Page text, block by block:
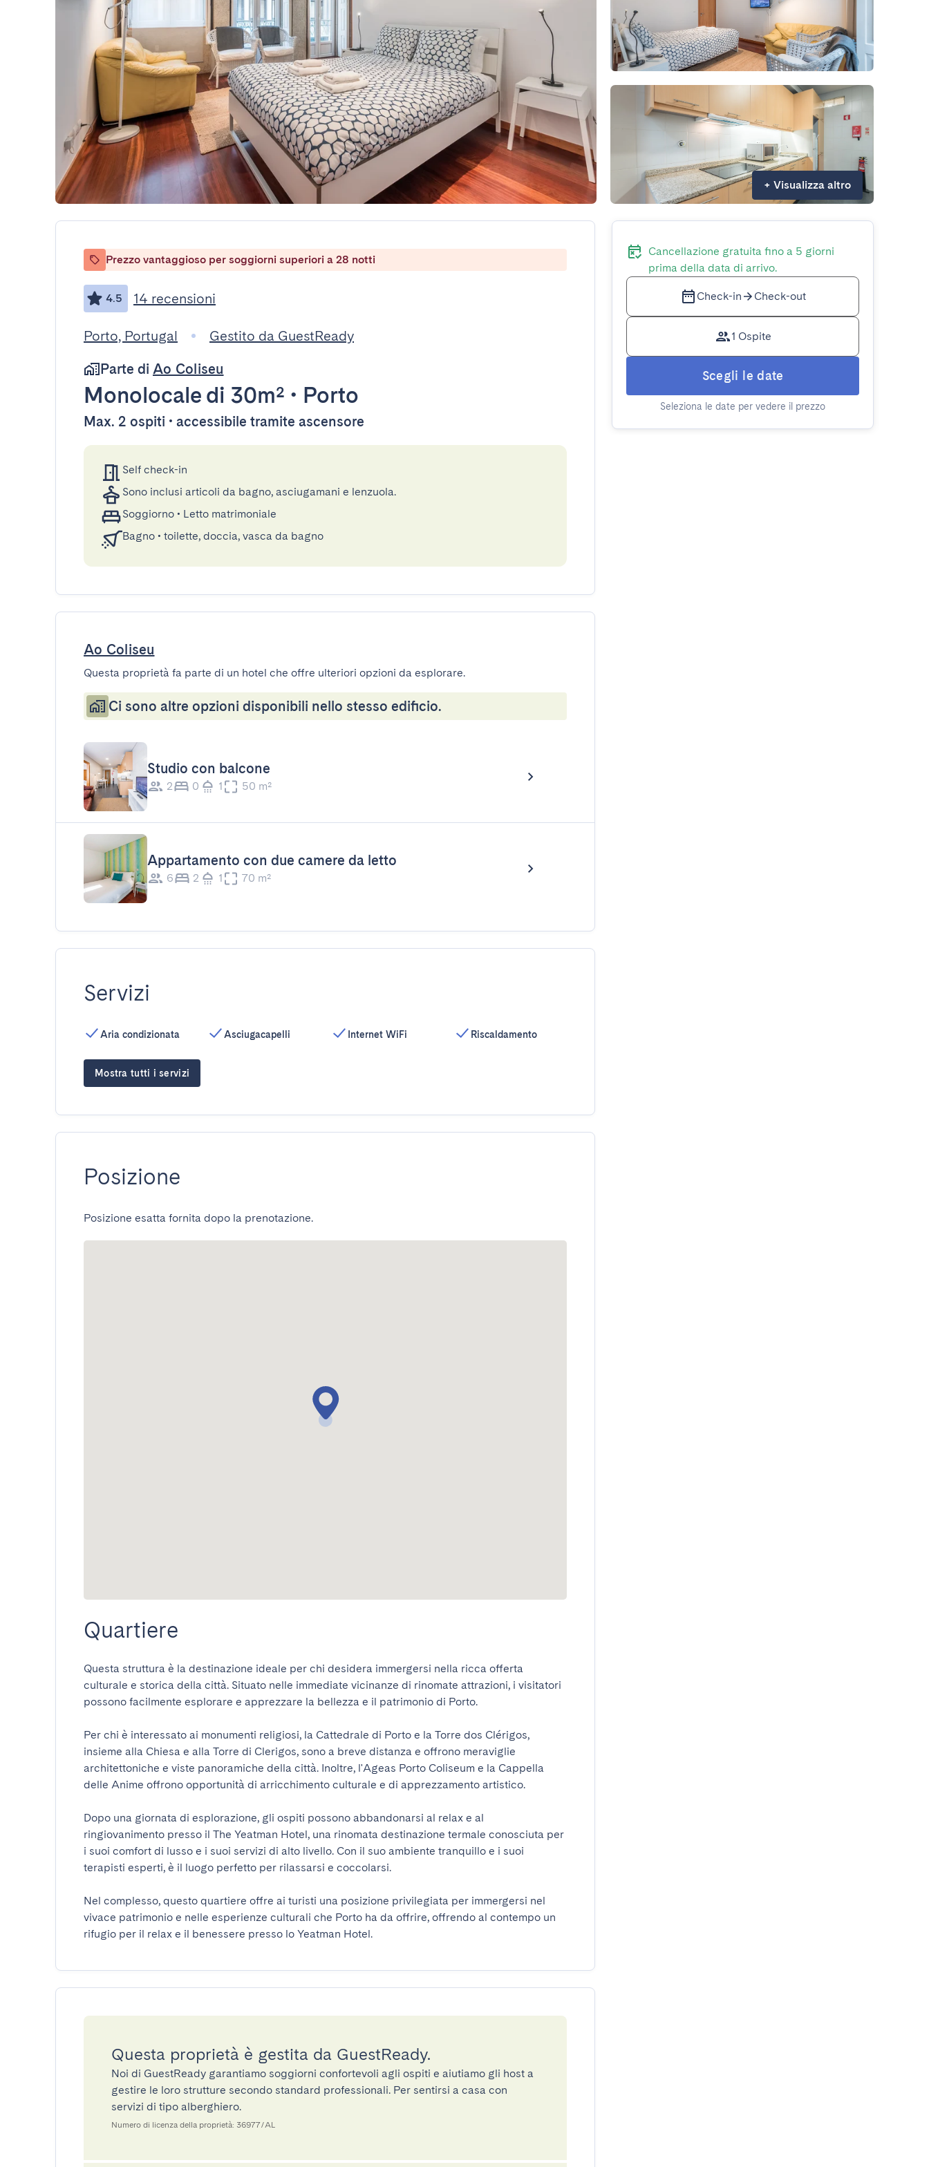
+ Visualizza altro
Prezzo vantaggioso per soggiorni superiori a 28 notti
4.5 14 recensioni
Porto, Portugal
Gestito da GuestReady
Parte di Ao Coliseu
Monolocale di 30m² • Porto
Max. 2 ospiti • accessibile tramite ascensore
Self check-in
Sono inclusi articoli da bagno, asciugamani e lenzuola.
Soggiorno • Letto matrimoniale
Bagno • toilette, doccia, vasca da bagno
Ao Coliseu
Questa proprietà fa parte di un hotel che offre ulteriori opzioni da esplorare.
Ci sono altre opzioni disponibili nello stesso edificio.
Studio con balcone
2 0 1 50 m²
Appartamento con due camere da letto
6 2 1 70 m²
Servizi
Aria condizionata Asciugacapelli Internet WiFi Riscaldamento
Mostra tutti i servizi
Posizione
Posizione esatta fornita dopo la prenotazione.
Quartiere
Questa struttura è la destinazione ideale per chi desidera immergersi nella ricca offerta
culturale e storica della città. Situato nelle immediate vicinanze di rinomate attrazioni, i visitatori
possono facilmente esplorare e apprezzare la bellezza e il patrimonio di Porto.
Per chi è interessato ai monumenti religiosi, la Cattedrale di Porto e la Torre dos Clérigos,
insieme alla Chiesa e alla Torre di Clerigos, sono a breve distanza e offrono meraviglie
architettoniche e viste panoramiche della città. Inoltre, l'Ageas Porto Coliseum e la Cappella
delle Anime offrono opportunità di arricchimento culturale e di apprezzamento artistico.
Dopo una giornata di esplorazione, gli ospiti possono abbandonarsi al relax e al
ringiovanimento presso il The Yeatman Hotel, una rinomata destinazione termale conosciuta per
i suoi comfort di lusso e i suoi servizi di alto livello. Con il suo ambiente tranquillo e i suoi
terapisti esperti, è il luogo perfetto per rilassarsi e coccolarsi.
Nel complesso, questo quartiere offre ai turisti una posizione privilegiata per immergersi nel
vivace patrimonio e nelle esperienze culturali che Porto ha da offrire, offrendo al contempo un
rifugio per il relax e il benessere presso lo Yeatman Hotel.
Questa proprietà è gestita da GuestReady.
Noi di GuestReady garantiamo soggiorni confortevoli agli ospiti e aiutiamo gli host a
gestire le loro strutture secondo standard professionali. Per sentirsi a casa con
servizi di tipo alberghiero.
Numero di licenza della proprietà: 36977/AL
Cancellazione gratuita fino a 5 giorni
prima della data di arrivo.
Check-in Check-out
1 Ospite
Scegli le date
Seleziona le date per vedere il prezzo